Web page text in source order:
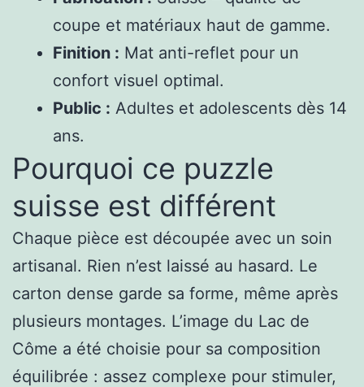
coupe et matériaux haut de gamme.
Finition : Mat anti-reflet pour un
confort visuel optimal.
Public : Adultes et adolescents dès 14
ans.
Pourquoi ce puzzle
suisse est différent
Chaque pièce est découpée avec un soin
artisanal. Rien n’est laissé au hasard. Le
carton dense garde sa forme, même après
plusieurs montages. L’image du Lac de
Côme a été choisie pour sa composition
équilibrée : assez complexe pour stimuler,